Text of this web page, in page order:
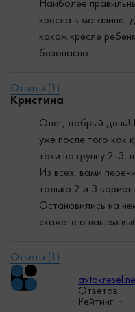
Наиболее
кресла в магазине,
каком кресле
безопасно.
Кристина
Олег, добрый день!
уже после того как
таки на группу 2-3,
Из всех, вами
только 2 и 3
Остановились на
скажете о нашем
Ответов:
Рейтинг: +